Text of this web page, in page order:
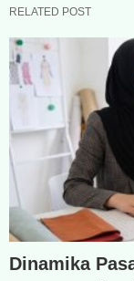
RELATED POST
Dinamika